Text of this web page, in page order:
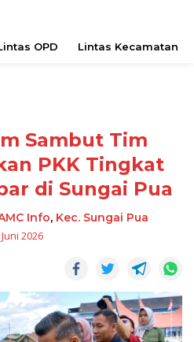
OPD Lintas Kecamatan
Sambut Tim
PKK Tingkat
di Sungai Pua
Info, Kec. Sungai Pua
2026